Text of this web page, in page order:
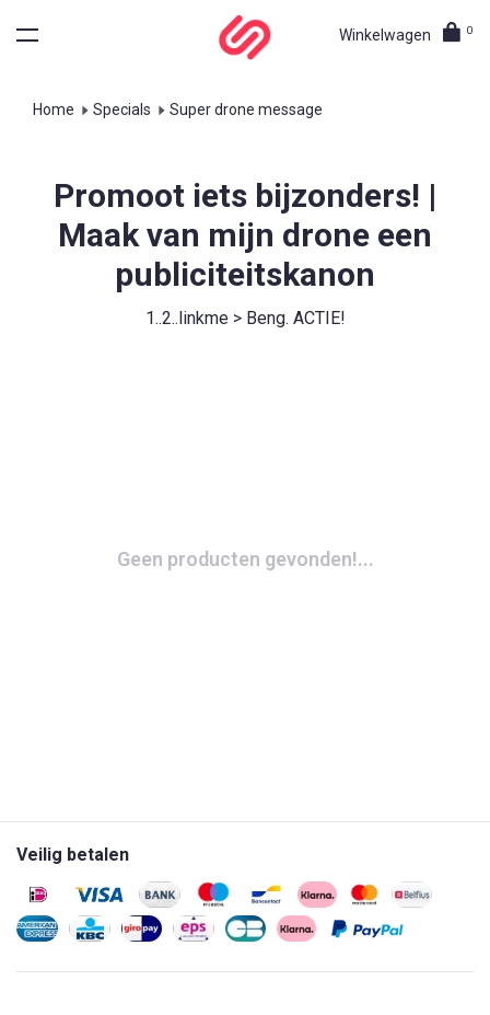
Winkelwagen 0
Home Specials Super drone message
Promoot iets bijzonders! |
Maak van mijn drone een
publiciteitskanon
1..2..linkme > Beng. ACTIE!
Geen producten gevonden!...
Veilig betalen